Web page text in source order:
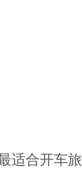
合开车旅